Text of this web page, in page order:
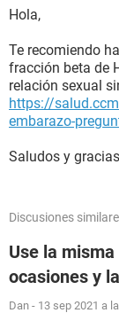
Hola,
Te recomiendo
fracción beta de
relación sexual
https://
embarazo-
Saludos y
Discusiones
Use la
ocasiones y
Dan - 13 sep 2021 a